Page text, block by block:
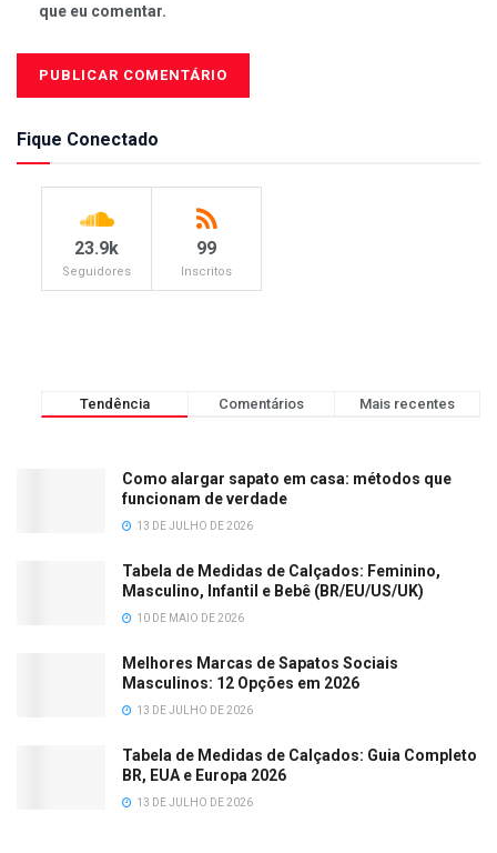
que eu comentar.
Fique Conectado
23.9k
Seguidores
99
Inscritos
Tendência Comentários Mais recentes
Como alargar sapato em casa: métodos que
funcionam de verdade
13 DE JULHO DE 2026
Tabela de Medidas de Calçados: Feminino,
Masculino, Infantil e Bebê (BR/EU/US/UK)
10 DE MAIO DE 2026
Melhores Marcas de Sapatos Sociais
Masculinos: 12 Opções em 2026
13 DE JULHO DE 2026
Tabela de Medidas de Calçados: Guia Completo
BR, EUA e Europa 2026
13 DE JULHO DE 2026